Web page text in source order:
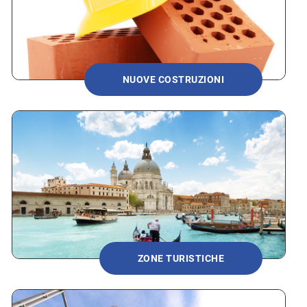
NUOVE COSTRUZIONI
ZONE TURISTICHE